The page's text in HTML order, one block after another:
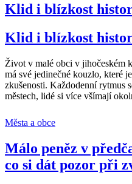
Klid i blízkost
Klid i blízkost
Život v malé obci v jihočeském
má své jedinečné kouzlo, které
zkušenosti. Každodenní rytmus
městech, lidé si více všímají
Města a obce
Málo peněz v
co si dát pozor při